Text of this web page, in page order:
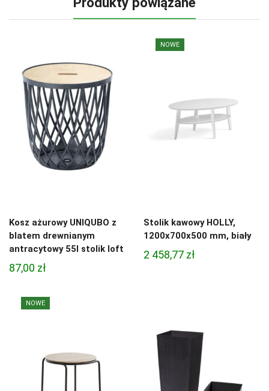
Kosz ażurowy UNIQUBO z
blatem drewnianym
antracytowy 55l stolik loft
87,00 zł
NOWE
Stolik kawowy HOLLY,
1200x700x500 mm, biały
2 458,77 zł
NOWE